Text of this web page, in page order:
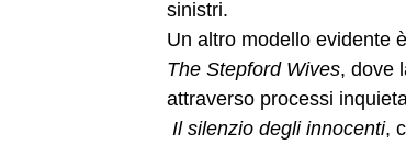
sinistri.
Un altro modello evidente
The Stepford Wives, dove
attraverso processi
Il silenzio degli innocenti,